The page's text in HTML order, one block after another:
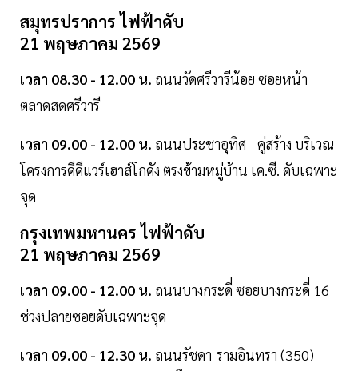
สมุทรปราการ ไฟฟ้าดับ
21 พฤษภาคม 2569
เวลา 08.30 - 12.00 น. ถนนวัดศรีวารีน้อย ซอยหน้า
ตลาดสดศรีวารี
เวลา 09.00 - 12.00 น. ถนนประชาอุทิศ - คู่สร้าง บริเวณ
โครงการดีดีแวร์เฮาส์โกดัง ตรงข้ามหมู่บ้าน เค.ซี. ดับเฉพาะ
จุด
กรุงเทพมหานคร ไฟฟ้าดับ
21 พฤษภาคม 2569
เวลา 09.00 - 12.00 น. ถนนบางกระดี่ ซอยบางกระดี่ 16
ช่วงปลายซอยดับเฉพาะจุด
เวลา 09.00 - 12.30 น. ถนนรัชดา-รามอินทรา (350)